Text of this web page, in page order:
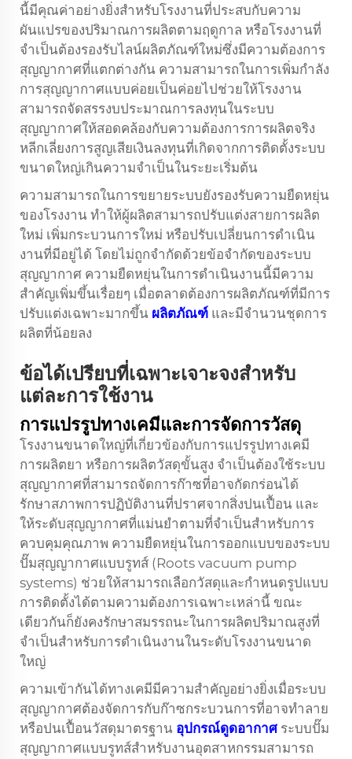
นี้มีคุณค่าอย่างยิ่งสำหรับโรงงานที่ประสบกับความ
ผันแปรของปริมาณการผลิตตามฤดูกาล หรือโรงงานที่
จำเป็นต้องรองรับไลน์ผลิตภัณฑ์ใหม่ซึ่งมีความต้องการ
สุญญากาศที่แตกต่างกัน ความสามารถในการเพิ่มกำลัง
การสุญญากาศแบบค่อยเป็นค่อยไปช่วยให้โรงงาน
สามารถจัดสรรงบประมาณการลงทุนในระบบ
สุญญากาศให้สอดคล้องกับความต้องการการผลิตจริง
หลีกเลี่ยงการสูญเสียเงินลงทุนที่เกิดจากการติดตั้งระบบ
ขนาดใหญ่เกินความจำเป็นในระยะเริ่มต้น
ความสามารถในการขยายระบบยังรองรับความยืดหยุ่น
ของโรงงาน ทำให้ผู้ผลิตสามารถปรับแต่งสายการผลิต
ใหม่ เพิ่มกระบวนการใหม่ หรือปรับเปลี่ยนการดำเนิน
งานที่มีอยู่ได้ โดยไม่ถูกจำกัดด้วยข้อจำกัดของระบบ
สุญญากาศ ความยืดหยุ่นในการดำเนินงานนี้มีความ
สำคัญเพิ่มขึ้นเรื่อยๆ เมื่อตลาดต้องการผลิตภัณฑ์ที่มีการ
ปรับแต่งเฉพาะมากขึ้น ผลิตภัณฑ์ และมีจำนวนชุดการ
ผลิตที่น้อยลง
ข้อได้เปรียบที่เฉพาะเจาะจงสำหรับ
แต่ละการใช้งาน
การแปรรูปทางเคมีและการจัดการวัสดุ
โรงงานขนาดใหญ่ที่เกี่ยวข้องกับการแปรรูปทางเคมี
การผลิตยา หรือการผลิตวัสดุขั้นสูง จำเป็นต้องใช้ระบบ
สุญญากาศที่สามารถจัดการก๊าซที่อาจกัดกร่อนได้
รักษาสภาพการปฏิบัติงานที่ปราศจากสิ่งปนเปื้อน และ
ให้ระดับสุญญากาศที่แม่นยำตามที่จำเป็นสำหรับการ
ควบคุมคุณภาพ ความยืดหยุ่นในการออกแบบของระบบ
ปั๊มสุญญากาศแบบรูทส์ (Roots vacuum pump
systems) ช่วยให้สามารถเลือกวัสดุและกำหนดรูปแบบ
การติดตั้งได้ตามความต้องการเฉพาะเหล่านี้ ขณะ
เดียวกันก็ยังคงรักษาสมรรถนะในการผลิตปริมาณสูงที่
จำเป็นสำหรับการดำเนินงานในระดับโรงงานขนาด
ใหญ่
ความเข้ากันได้ทางเคมีมีความสำคัญอย่างยิ่งเมื่อระบบ
สุญญากาศต้องจัดการกับก๊าซกระบวนการที่อาจทำลาย
หรือปนเปื้อนวัสดุมาตรฐาน อุปกรณ์ดูดอากาศ ระบบปั๊ม
สุญญากาศแบบรูทส์สำหรับงานอุตสาหกรรมสามารถ